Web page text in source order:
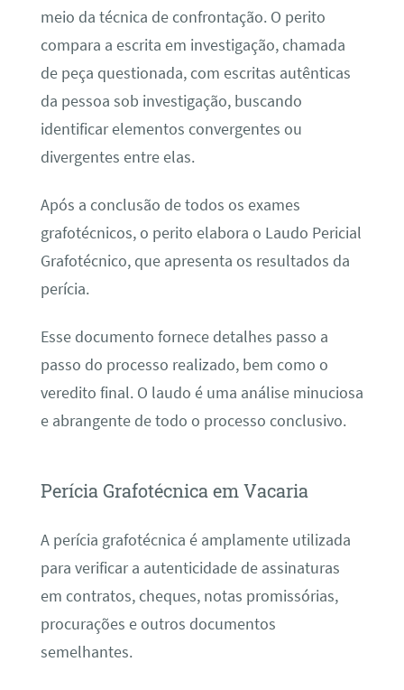
meio da técnica de confrontação. O perito
compara a escrita em investigação, chamada
de peça questionada, com escritas autênticas
da pessoa sob investigação, buscando
identificar elementos convergentes ou
divergentes entre elas.
Após a conclusão de todos os exames
grafotécnicos, o perito elabora o Laudo Pericial
Grafotécnico, que apresenta os resultados da
perícia.
Esse documento fornece detalhes passo a
passo do processo realizado, bem como o
veredito final. O laudo é uma análise minuciosa
e abrangente de todo o processo conclusivo.
Perícia Grafotécnica em Vacaria
A perícia grafotécnica é amplamente utilizada
para verificar a autenticidade de assinaturas
em contratos, cheques, notas promissórias,
procurações e outros documentos
semelhantes.